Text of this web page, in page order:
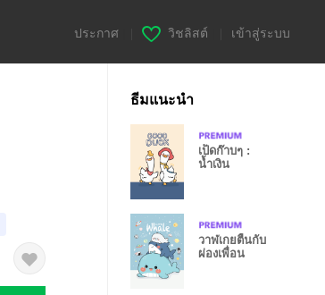
ประกาศ วิชลิสต์ เข้าสู่ระบบ
ธีมแนะนำ
เป็ดก๊าบๆ :
น้ำเงิน
วาฬเกยตื้นกับ
ผ่องเพื่อน